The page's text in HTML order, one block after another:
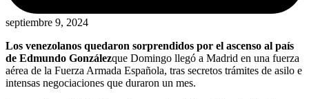
septiembre 9, 2024
Los venezolanos quedaron sorprendidos por el ascenso al país
de Edmundo Gonzálezque Domingo llegó a Madrid en una fuerza
aérea de la Fuerza Armada Española, tras secretos trámites de asilo e
intensas negociaciones que duraron un mes.